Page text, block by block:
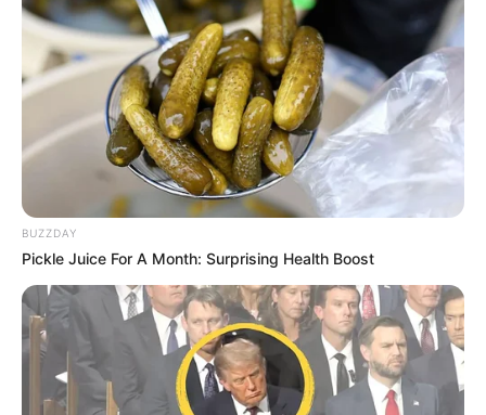
Jockey. En évoluant allégé dans sa ferrure cette fois-ci, il
bénéficiera d’une configuration qui a souvent fait ses
preuves pour lui, notamment lors de ses succès passés,
comme dans le Critérium Continental. De plus, la longue
distance de 3000 mètres est un atout pour ce trotteur, qui
semble encore sous-estimé en termes de gains.
Son principal point fort réside dans sa constance au plus
haut niveau et sa capacité à dominer ses rivaux sur les
est difficile d’imaginer Jushua Tree hors des cinq premiers,
tant il s’est montré dominateur lors de ses récentes sorties.
En toute logique, il est non seulement favori pour une
place dans le quinté, mais également pour la victoire.
Chances d’être dans les cinq premiers: Très élevées.
BUZZDAY
Pickle Juice For A Month: Surprising Health Boost